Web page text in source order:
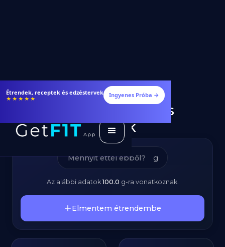
Étrendek, receptek és edzéstervek
★★★★★ Ingyenes Próba →
Tortilla Lap –
Kalóriatartalom és
Tápanyagok
g
Az alábbi adatok100.0 g-ra vonatkoznak.
Elmentem étrendembe